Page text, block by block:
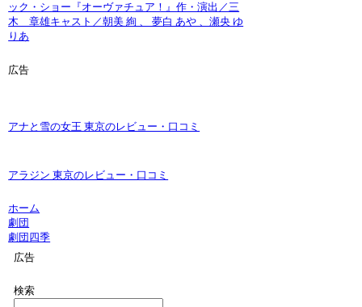
ック・ショー『オーヴァチュア！』作・演出／三
木 章雄キャスト／朝美 絢 、 夢白 あや 、瀬央 ゆ
りあ
広告
アナと雪の女王 東京のレビュー・口コミ
アラジン 東京のレビュー・口コミ
ホーム
劇団
劇団四季
広告
検索